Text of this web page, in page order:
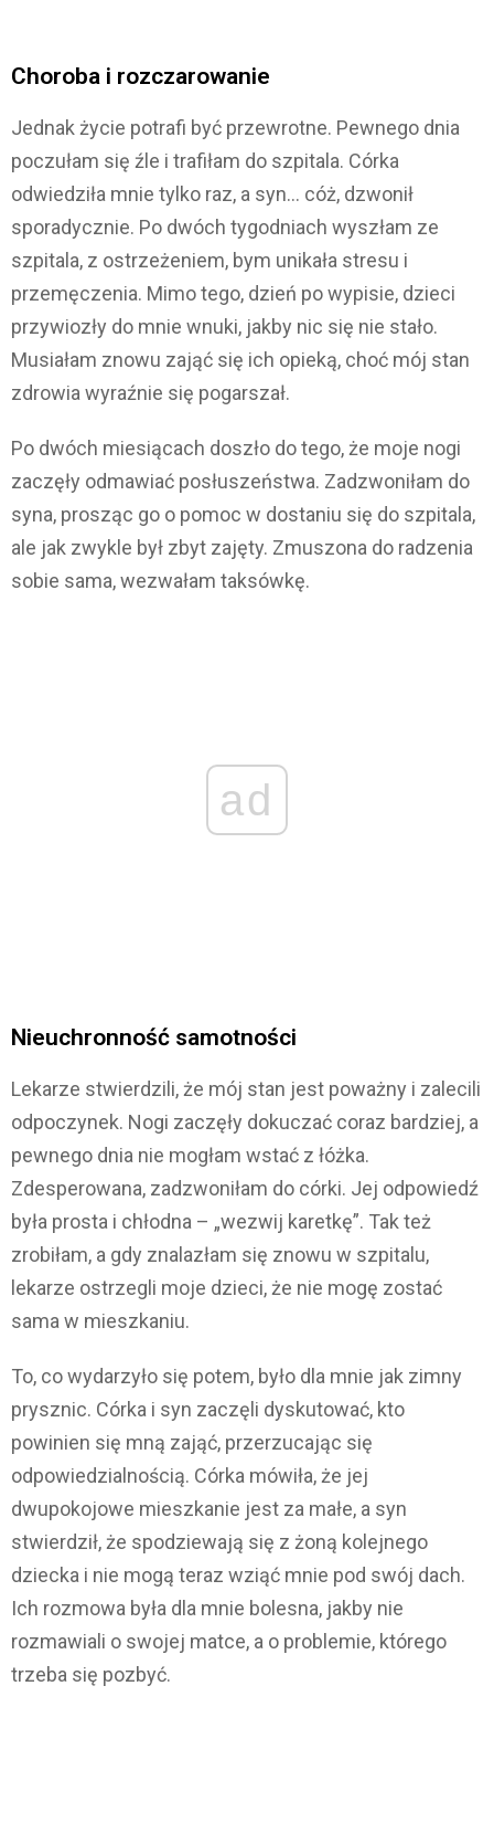
Choroba i rozczarowanie
Jednak życie potrafi być przewrotne. Pewnego dnia
poczułam się źle i trafiłam do szpitala. Córka
odwiedziła mnie tylko raz, a syn… cóż, dzwonił
sporadycznie. Po dwóch tygodniach wyszłam ze
szpitala, z ostrzeżeniem, bym unikała stresu i
przemęczenia. Mimo tego, dzień po wypisie, dzieci
przywiozły do mnie wnuki, jakby nic się nie stało.
Musiałam znowu zająć się ich opieką, choć mój stan
zdrowia wyraźnie się pogarszał.
Po dwóch miesiącach doszło do tego, że moje nogi
zaczęły odmawiać posłuszeństwa. Zadzwoniłam do
syna, prosząc go o pomoc w dostaniu się do szpitala,
ale jak zwykle był zbyt zajęty. Zmuszona do radzenia
sobie sama, wezwałam taksówkę.
ad
Nieuchronność samotności
Lekarze stwierdzili, że mój stan jest poważny i zalecili
odpoczynek. Nogi zaczęły dokuczać coraz bardziej, a
pewnego dnia nie mogłam wstać z łóżka.
Zdesperowana, zadzwoniłam do córki. Jej odpowiedź
była prosta i chłodna – „wezwij karetkę”. Tak też
zrobiłam, a gdy znalazłam się znowu w szpitalu,
lekarze ostrzegli moje dzieci, że nie mogę zostać
sama w mieszkaniu.
To, co wydarzyło się potem, było dla mnie jak zimny
prysznic. Córka i syn zaczęli dyskutować, kto
powinien się mną zająć, przerzucając się
odpowiedzialnością. Córka mówiła, że jej
dwupokojowe mieszkanie jest za małe, a syn
stwierdził, że spodziewają się z żoną kolejnego
dziecka i nie mogą teraz wziąć mnie pod swój dach.
Ich rozmowa była dla mnie bolesna, jakby nie
rozmawiali o swojej matce, a o problemie, którego
trzeba się pozbyć.